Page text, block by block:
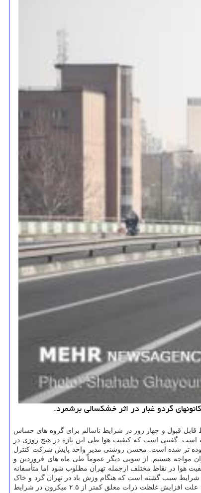
سال ۱۴۰۰ تا روز گذشته (۲۰ فروردین)، دو روز در شرایط پاک، ۱۴ روز در شرایط قابل قبول و چهار روز در شرایط ناسالم برای گروه های حساس
روز در شرایط قابل قبول قرار داشته است. گفتنی است که کیفیت هوا طی این بازه در هیچ روزی در
ناسالم برای گروه های حساس و ناسالم برای همه قرار نگرفته است. مقایسه این آمار نشان داده است که کیفیت هوا در تهران طی فروردین ۱۴۰۰ آلوده تر شده است. محسن روشنی مدیر واحد پایش شرکت کنترل
مواجه هستیم. از سویی دیگر عموماً طی ماه های فروردین و
هوا در نقاط مختلف ازجمله تهران مطلوب شود اما متأسفانه
شرایط سبب گشته است که هنگام وزش باد در تهران گرد و خاک
از کانون های مختلفی به شهر منتقل و در نتیجه بر تعداد روزهای آلوده افزوده شود. بر طبق این گزارش کیفیت هوای تهران از آغاز سال تابحال طی چهار روز به علت افزایش غلظت ذرات معلق کمتر از ۲.۵ میکرون در شرایط